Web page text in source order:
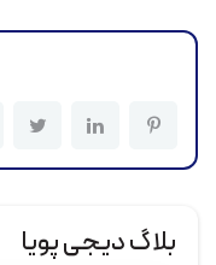
بلاگ دیجی پویا